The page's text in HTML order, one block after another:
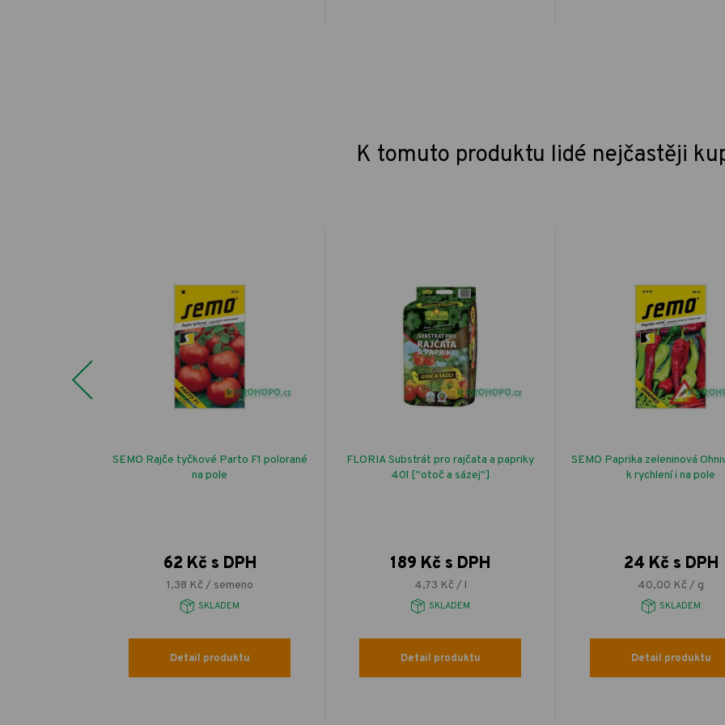
K tomuto produktu lidé nejčastěji
Previous
SEMO Rajče tyčkové Parto F1 polorané
na pole
62 Kč s DPH
1,38 Kč / semeno
SKLADEM
Detail produktu
FLORIA Substrát pro rajčata a papriky
40l ["otoč a sázej"]
189 Kč s DPH
4,73 Kč / l
SKLADEM
Detail produktu
SEMO Paprika zeleninová
k rychlení i na pole
24 Kč s DPH
40,00 Kč / g
SKLADEM
Detail produktu